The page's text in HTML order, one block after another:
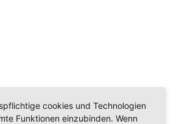
cookies und Technologien
Funktionen einzubinden. Wenn